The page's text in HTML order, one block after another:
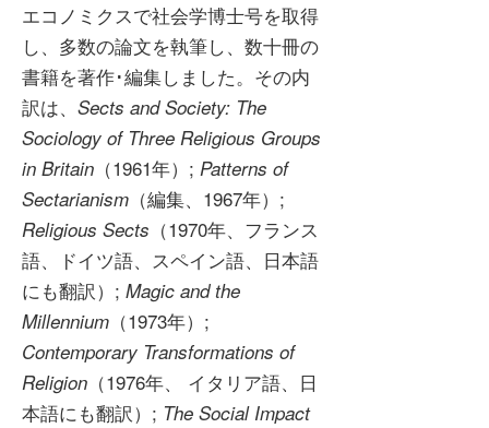
エコノミクスで社会学博士号を取得
し、多数の論文を執筆し、数十冊の
書籍を著作･編集しました。その内
訳は、 Sects and Society: The
Sociology of Three Religious Groups
in Britain （1961年）; Patterns of
Sectarianism （編集、1967年）;
Religious Sects （1970年、フランス
語、ドイツ語、スペイン語、日本語
にも翻訳）; Magic and the
Millennium （1973年）;
Contemporary Transformations of
Religion （1976年、 イタリア語、日
本語にも翻訳）; The Social Impact